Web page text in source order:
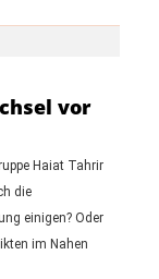
vor
Haiat Tahrir
die
einigen? Oder
im Nahen